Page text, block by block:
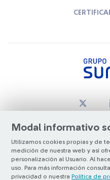
Modal informativo
Utilizamos cookies propias y de
medición de nuestra web y así
personalización al Usuario. Al
uso. Para más información
privacidad o nuestra Política de
© Copyright